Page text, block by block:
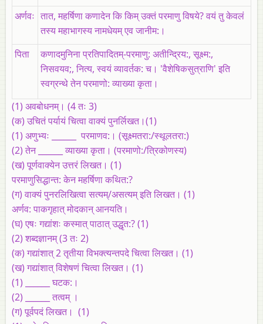
अर्णवः तात, महर्षिणा कणादेन कि किम्‌ उक्तं परमाणु विषये? वयं तु केवलं
तस्य महाभागस्य नामधेयम्‌ एव जानीम:।
पिता
कणादमुनिना प्रतिपादितम्‌-परमाणु: अतीन्द्रिय:, सूक्ष्म:,
निसवयव;, नित्य, स्वयं व्यावर्तक: च। 'वैशेषिकसुत्राणि' इति
स्वग्रन्थे तेन परमाणो: व्याख्या कृता।
(1)अवबोधनम्। (4 तः 3)
(क) उचितं पर्यायं चित्वा वाक्यं पुनर्लिखत।(1)
(1) अणुभ्यः ______ परमाणव:। (सूक्ष्मतरा:/स्थूलतरा:)
(2) तेन ______ व्याख्या कृता। (परमाणो:/त्रिकोणस्य)
(ख) पूर्णवाक्येन उत्तरं लिखत। (1)
परमाणुसिद्धान्त: केन महर्षिणा कथित:?
(ग) वाक्यं पुनरलिखित्वा सत्यम्‌/असत्यम्‌ इति लिखत। (1)
अर्णव: पाकगृहात्‌ मोदकान्‌ आनयति।
(घ) एषः गद्यांशः कस्मात्‌ पाठात्‌ उद्धृत:? (1)
(2)शब्दज्ञानम्‌ (3 तः 2)
(क) गद्यांशात्‌ 2 तृतीया विभक्त्यन्तपदे चित्वा लिखत। (1)
(ख) गद्यांशात्‌ विशेषणं चित्वा लिखत। (1)
(1) ______ घटक:।
(2) ______ तत्वम् ।
(ग) पूर्वपदं लिखत। (1)